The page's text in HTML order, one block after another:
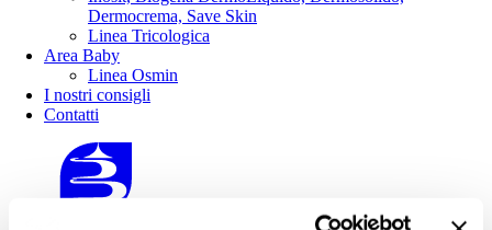
Dermocrema, Save Skin
Linea Tricologica
Area Baby
Linea Osmin
I nostri consigli
Contatti